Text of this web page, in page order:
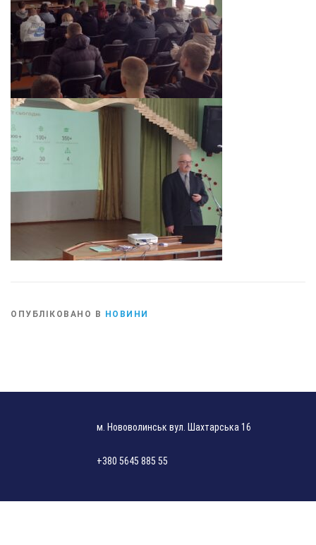
ОПУБЛІКОВАНО В НОВИНИ
м. Нововолинськ вул. Шахтарська 16
+380 5645 885 55